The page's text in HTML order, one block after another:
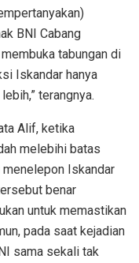
BNI Cabang
tabungan di
Iskandar hanya
terangnya.
Alif, ketika
melebihi batas
menelepon Iskandar
benar
untuk memastikan
pada saat kejadian
sama sekali tak